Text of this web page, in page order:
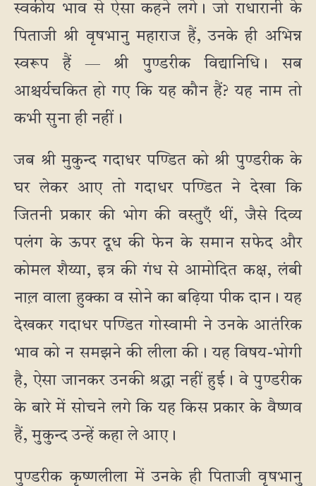
स्वकीय भाव से ऐसा कहने लगे। जो राधारानी के
पिताजी श्री वृषभानु महाराज हैं, उनके ही अभिन्न
स्वरूप हैं — श्री पुण्डरीक विद्यानिधि। सब
आश्चर्यचकित हो गए कि यह कौन हैं? यह नाम तो
कभी सुना ही नहीं।
जब श्री मुकुन्द गदाधर पण्डित को श्री पुण्डरीक के
घर लेकर आए तो गदाधर पण्डित ने देखा कि
जितनी प्रकार की भोग की वस्तुएँ थीं, जैसे दिव्य
पलंग के ऊपर दूध की फेन के समान सफेद और
कोमल शैय्या, इत्र की गंध से आमोदित कक्ष, लंबी
नाल़ वाला हुक्का व सोने का बढ़िया पीक दान। यह
देखकर गदाधर पण्डित गोस्वामी ने उनके आतंरिक
भाव को न समझने की लीला की। यह विषय-भोगी
है, ऐसा जानकर उनकी श्रद्धा नहीं हुई। वे पुण्डरीक
के बारे में सोचने लगे कि यह किस प्रकार के वैष्णव
हैं, मुकुन्द उन्हें कहा ले आए।
पुण्डरीक कृष्णलीला में उनके ही पिताजी वृषभानु